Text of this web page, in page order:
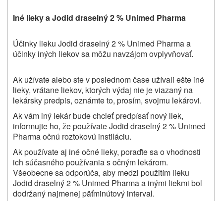
Iné lieky aJodid draselný 2 % Unimed Pharma
Účinky lieku Jodid draselný 2 % Unimed Pharma a
účinky iných liekov sa môžu navzájom ovplyvňovať.
Ak užívate alebo ste v poslednom čase užívali ešte iné
lieky, vrátane liekov, ktorých výdaj nie je viazaný na
lekársky predpis, oznámte to, prosím, svojmu lekárovi.
Ak vám iný lekár bude chcieť predpísať nový liek,
informujte ho, že používate Jodid draselný 2 % Unimed
Pharma očnú roztokovú instiláciu.
Ak používate aj iné očné lieky, poraďte sa o vhodnosti
ich súčasného používania s očným lekárom.
Všeobecne sa odporúča, aby medzi použitím lieku
Jodid draselný 2 % Unimed Pharma a inými liekmi bol
dodržaný najmenej päťminútový interval.